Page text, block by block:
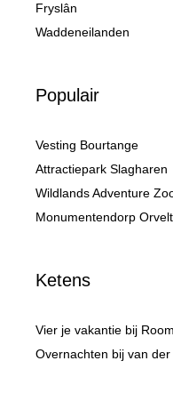
Fryslân
Waddeneilanden
Populair
Vesting Bourtange
Attractiepark Slagharen
Wildlands Adventure
Monumentendorp
Ketens
Vier je vakantie bij
Overnachten bij van der